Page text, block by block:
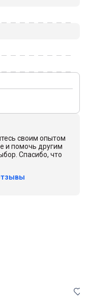
своим опытом
и помочь другим
Спасибо, что